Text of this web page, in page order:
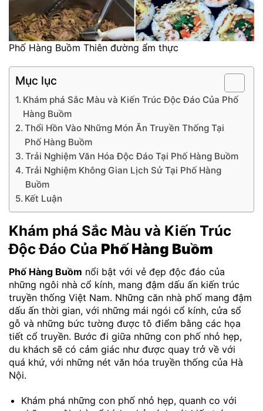
Phố Hàng Buồm Thiên đường ẩm thực
Mục lục
Khám phá Sắc Màu và Kiến Trúc Độc Đáo Của Phố
Hàng Buồm
Thổi Hồn Vào Những Món Ăn Truyền Thống Tại
Phố Hàng Buồm
Trải Nghiệm Văn Hóa Độc Đáo Tại Phố Hàng Buồm
Trải Nghiệm Không Gian Lịch Sử Tại Phố Hàng
Buồm
Kết Luận
Khám phá Sắc Màu và Kiến Trúc
Độc Đáo Của Phố Hàng Buồm
Phố Hàng Buồm nổi bật với vẻ đẹp độc đáo của
những ngôi nhà cổ kính, mang đậm dấu ấn kiến trúc
truyền thống Việt Nam. Những căn nhà phố mang đậm
dấu ấn thời gian, với những mái ngói cổ kính, cửa sổ
gỗ và những bức tường được tô điểm bằng các họa
tiết cổ truyền. Bước đi giữa những con phố nhỏ hẹp,
du khách sẽ có cảm giác như được quay trở về với
quá khứ, với những nét văn hóa truyền thống của Hà
Nội.
Khám phá những con phố nhỏ hẹp, quanh co với